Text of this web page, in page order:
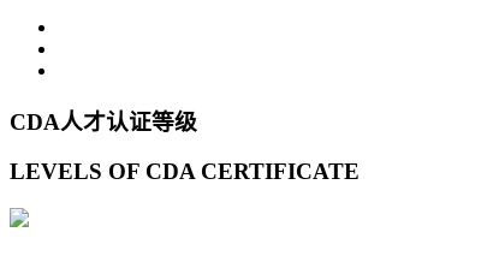
CDA人才认证等级
LEVELS OF CDA CERTIFICATE